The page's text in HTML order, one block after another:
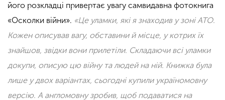
його розкладці привертає увагу самвидавна фотокнига
«Осколки війни». «Це уламки, які я знаходив у зоні АТО.
Кожен описував вагу, обставини й місце, у котрих їх
знайшов, звідки вони прилетіли. Складаючи всі уламки
докупи, описую цю війну та людей на ній. Книжка була
лише у двох варіантах, сьогодні купили україномовну
версію. А англомовну зробив, щоб подаватися на